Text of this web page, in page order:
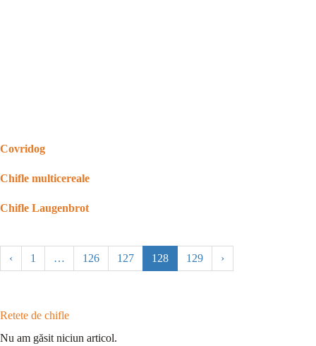
Covridog
Chifle multicereale
Chifle Laugenbrot
‹ 1 … 126 127 128 129 ›
Retete de chifle
Nu am găsit niciun articol.